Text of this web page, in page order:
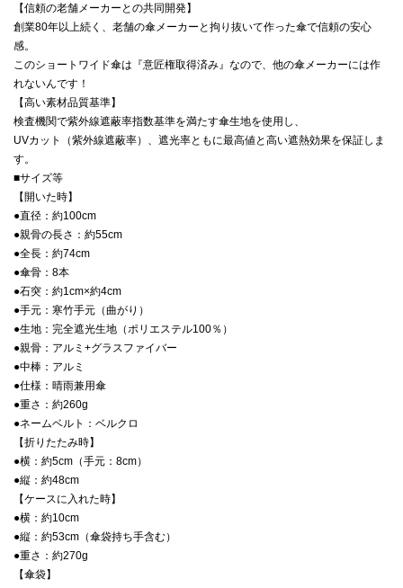
【信頼の老舗メーカーとの共同開発】
創業80年以上続く、老舗の傘メーカーと拘り抜いて作った傘で信頼の安心
感。
このショートワイド傘は『意匠権取得済み』なので、他の傘メーカーには作
れないんです！
【高い素材品質基準】
検査機関で紫外線遮蔽率指数基準を満たす傘生地を使用し、
UVカット（紫外線遮蔽率）、遮光率ともに最高値と高い遮熱効果を保証しま
す。
■サイズ等
【開いた時】
●直径：約100cm
●親骨の長さ：約55cm
●全長：約74cm
●傘骨：8本
●石突：約1cm×約4cm
●手元：寒竹手元（曲がり）
●生地：完全遮光生地（ポリエステル100％）
●親骨：アルミ+グラスファイバー
●中棒：アルミ
●仕様：晴雨兼用傘
●重さ：約260g
●ネームベルト：ベルクロ
【折りたたみ時】
●横：約5cm（手元：8cm）
●縦：約48cm
【ケースに入れた時】
●横：約10cm
●縦：約53cm（傘袋持ち手含む）
●重さ：約270g
【傘袋】